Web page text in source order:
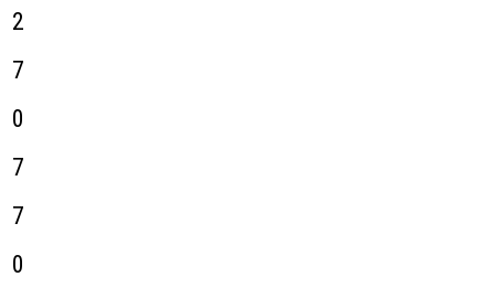
2
7
0
7
7
0